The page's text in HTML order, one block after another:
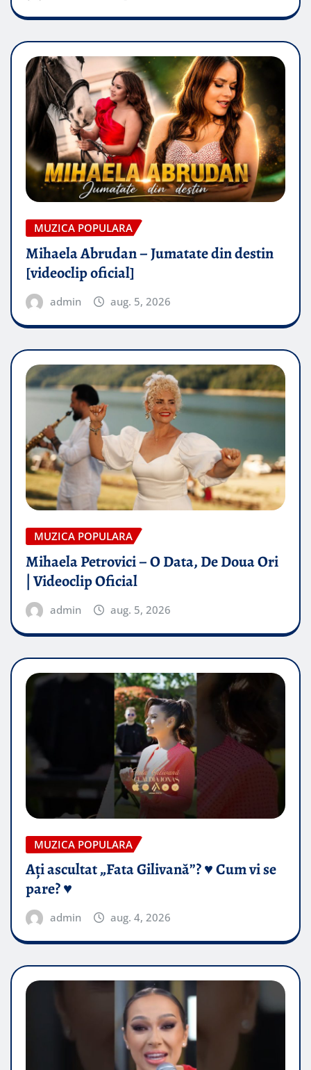
MUZICA POPULARA
Mihaela Abrudan – Jumatate din destin
[videoclip oficial]
admin aug. 5, 2026
MUZICA POPULARA
Mihaela Petrovici – O Data, De Doua Ori
| Videoclip Oficial
admin aug. 5, 2026
MUZICA POPULARA
Ați ascultat „Fata Gilivană”? ♥️ Cum vi se
pare? ♥️
admin aug. 4, 2026